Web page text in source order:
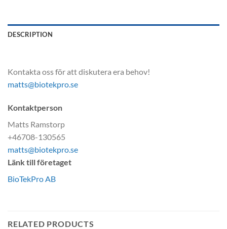
DESCRIPTION
Kontakta oss för att diskutera era behov!
matts@biotekpro.se
Kontaktperson
Matts Ramstorp
+46708-130565
matts@biotekpro.se
Länk till företaget
BioTekPro AB
RELATED PRODUCTS